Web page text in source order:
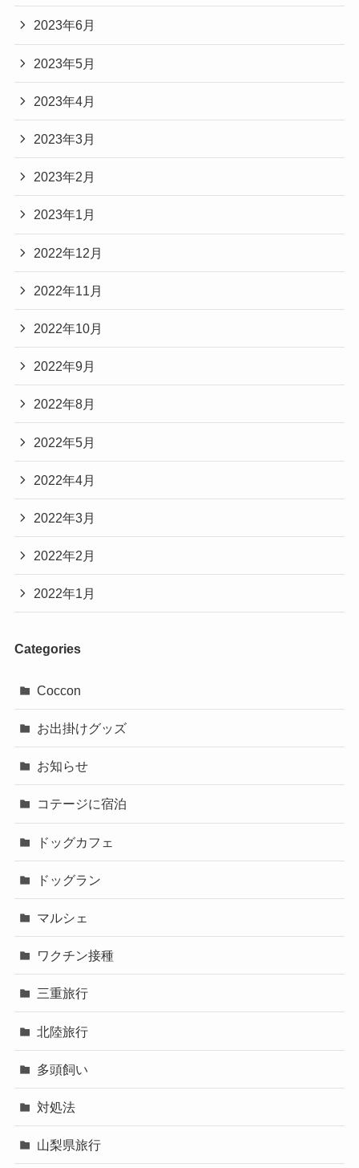
2023年6月
2023年5月
2023年4月
2023年3月
2023年2月
2023年1月
2022年12月
2022年11月
2022年10月
2022年9月
2022年8月
2022年5月
2022年4月
2022年3月
2022年2月
2022年1月
Categories
Coccon
お出掛けグッズ
お知らせ
コテージに宿泊
ドッグカフェ
ドッグラン
マルシェ
ワクチン接種
三重旅行
北陸旅行
多頭飼い
対処法
山梨県旅行